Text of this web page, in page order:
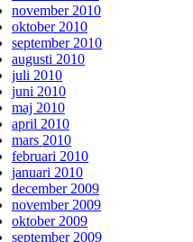
november 2010
oktober 2010
september 2010
augusti 2010
juli 2010
juni 2010
maj 2010
april 2010
mars 2010
februari 2010
januari 2010
december 2009
november 2009
oktober 2009
september 2009